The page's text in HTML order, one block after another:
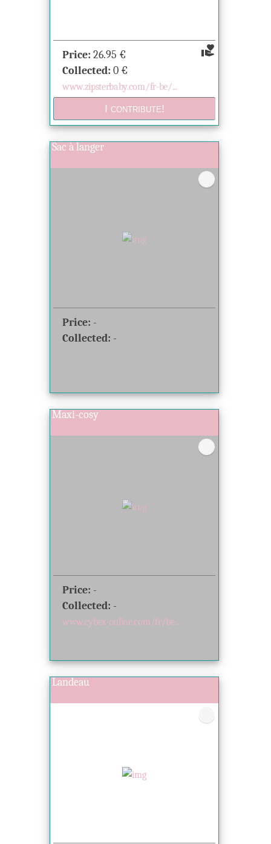
volunteer_activism
Price: 26.95 €
Collected: 0 €
www.zipsterbaby.com/fr-be/...
Sac à langer
Price: -
Collected: -
Maxi-cosy
Price: -
Collected: -
www.cybex-online.com/fr/be...
Landeau